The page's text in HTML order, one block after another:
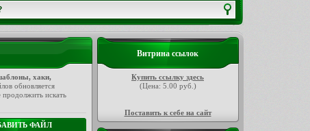
хаки,
обновляется
продолжить искать
Витрина ссылок
Купить ссылку здесь
(Цена: 5.00 руб.)
Поставить к себе на сайт